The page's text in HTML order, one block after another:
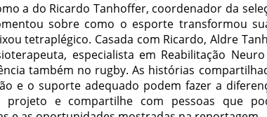
a do Ricardo Tanhoffer, coordenador da
sobre como o esporte transformou
tetraplégico. Casada com Ricardo, Aldre
especialista em Reabilitação
também no rugby. As histórias
e o suporte adequado podem fazer a
projeto e compartilhe com pessoas que